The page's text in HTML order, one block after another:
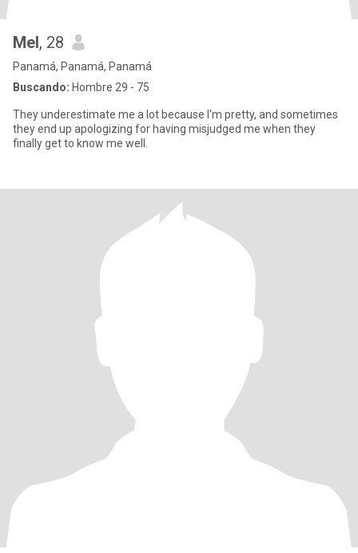
Mel, 28
Panamá, Panamá, Panamá
Buscando: Hombre 29 - 75
They underestimate me a lot because I'm pretty, and sometimes
they end up apologizing for having misjudged me when they
finally get to know me well.